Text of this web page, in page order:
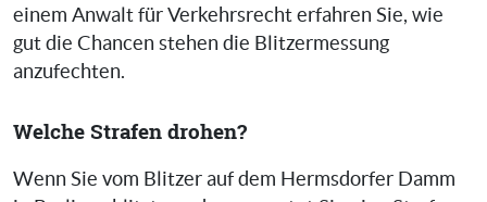
einem Anwalt für Verkehrsrecht erfahren Sie, wie
gut die Chancen stehen die Blitzermessung
anzufechten.
Welche Strafen drohen?
Wenn Sie vom Blitzer auf dem Hermsdorfer Damm